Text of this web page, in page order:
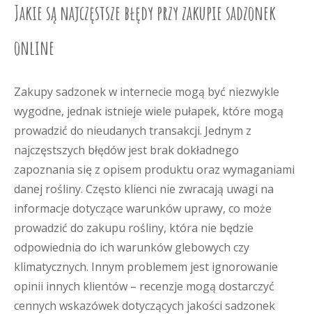
Jakie są najczęstsze błędy przy zakupie sadzonek
online
Zakupy sadzonek w internecie mogą być niezwykle
wygodne, jednak istnieje wiele pułapek, które mogą
prowadzić do nieudanych transakcji. Jednym z
najczęstszych błędów jest brak dokładnego
zapoznania się z opisem produktu oraz wymaganiami
danej rośliny. Często klienci nie zwracają uwagi na
informacje dotyczące warunków uprawy, co może
prowadzić do zakupu rośliny, która nie będzie
odpowiednia do ich warunków glebowych czy
klimatycznych. Innym problemem jest ignorowanie
opinii innych klientów – recenzje mogą dostarczyć
cennych wskazówek dotyczących jakości sadzonek